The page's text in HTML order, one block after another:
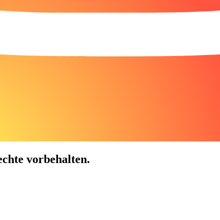
vorbehalten.